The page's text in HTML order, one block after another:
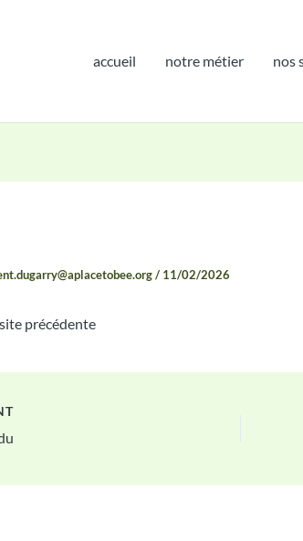
accueil notre métier nos
/ 11/02/2026
précédente